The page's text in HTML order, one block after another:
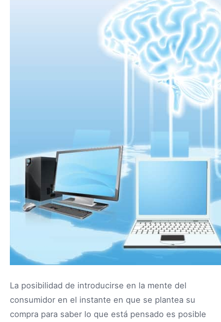
La posibilidad de introducirse en la mente del
consumidor en el instante en que se plantea su
compra para saber lo que está pensado es posible